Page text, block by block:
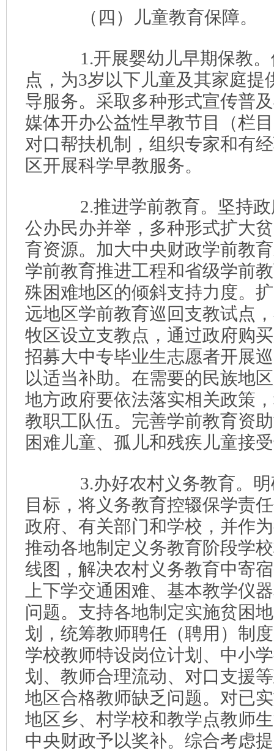
（四）儿童教育保障。
1.开展婴幼儿早期保教。
点，为3岁以下儿童及其家庭提
导服务。采取多种形式宣传普
媒体开办公益性早教节目（栏
对口帮扶机制，组织专家和有
区开展科学早教服务。
2.推进学前教育。坚持政
公办民办并举，多种形式扩大
育资源。加大中央财政学前教
学前教育推进工程和省级学前
殊困难地区的倾斜支持力度。
远地区学前教育巡回支教试点
牧区设立支教点，通过政府购
招募大中专毕业生志愿者开展
以适当补助。在需要的民族地
地方政府要依法落实相关政策
教职工队伍。完善学前教育资
困难儿童、孤儿和残疾儿童接
3.办好农村义务教育。明
目标，将义务教育控辍保学责
政府、有关部门和学校，并作
推动各地制定义务教育阶段学
线图，解决农村义务教育中寄
上下学交通困难、基本教学仪
问题。支持各地制定实施贫困
划，统筹教师聘任（聘用）制
学校教师特设岗位计划、中小
划、教师合理流动、对口支援
地区合格教师缺乏问题。对已
地区乡、村学校和教学点教师
中央财政予以奖补。综合考虑